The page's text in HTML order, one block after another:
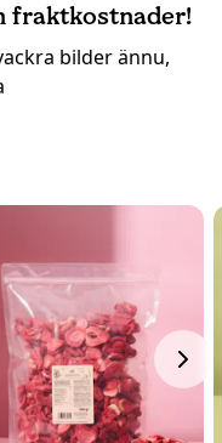
fraktkostnader!
bilder ännu,